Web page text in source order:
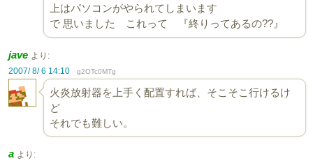
上はパソコンがやられてしまいます
で 思いました これって 『終りってあるの??』
jave より:
2007/ 8/ 6 14:10
g2OTc0MTg
火炎放射器を上手く配置すれば、そこそこ行けるけ
ど
それでも難しい。
a より: